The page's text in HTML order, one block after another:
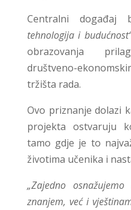
Centralni
tehnologija i
obrazovanja
društveno-
tržišta rada.
Ovo priznanje dolazi
projekta ostvaruju
tamo gdje je to
životima učenika i
„Zajedno
znanjem, već i